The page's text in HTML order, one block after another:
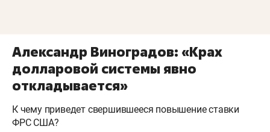
Александр Виноградов: «Крах
долларовой системы явно
откладывается»
К чему приведет свершившееся повышение ставки
ФРС США?